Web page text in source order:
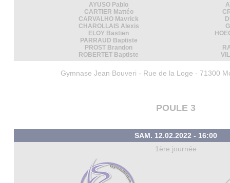
AYUSO Pablo
CARTIER Mattéo
CARVALHO Mavrick
CHAROLLAIS Alexis
ELOY Bastien
PARRAUD Baptiste
PROST Brandon
ROBERTET Baptiste
Gymnase Jean Bouveri - Rue de la Loge - 71300
POULE 3
SAM. 12.02.2022 - 16:00
1ère journée